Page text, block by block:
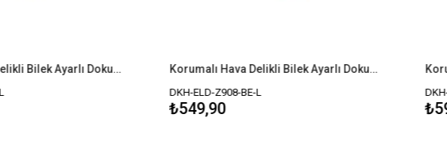
Korumalı Hava Delikli Bilek Ayarlı Dokunmatik Taktik Eldiven Korumalı Hava Delikli Bilek Ayarlı Dokunmatik Taktik Eldiven
DKH-ELD-Z908-BE-L
₺549,90
DKH-ELD-
₺599,90